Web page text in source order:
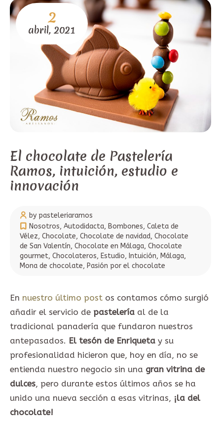
2
abril, 2021
El chocolate de Pastelería
Ramos, intuición, estudio e
innovación
by pasteleriaramos
Nosotros, Autodidacta, Bombones, Caleta de
Vélez, Chocolate, Chocolate de navidad, Chocolate
de San Valentín, Chocolate en Málaga, Chocolate
gourmet, Chocolateros, Estudio, Intuición, Málaga,
Mona de chocolate, Pasión por el chocolate
En nuestro último post os contamos cómo surgió
añadir el servicio de pastelería al de la
tradicional panadería que fundaron nuestros
antepasados. El tesón de Enriqueta y su
profesionalidad hicieron que, hoy en día, no se
entienda nuestro negocio sin una gran vitrina de
dulces, pero durante estos últimos años se ha
unido una nueva sección a esas vitrinas, ¡la del
chocolate!